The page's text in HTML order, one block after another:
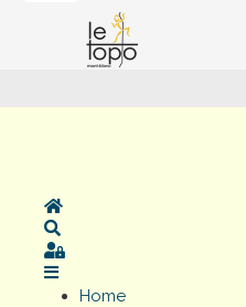
Home
Sign In
Home